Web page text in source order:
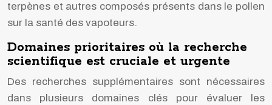
terpènes et autres composés présents dans le pollen
sur la santé des vapoteurs.
Domaines prioritaires où la recherche
scientifique est cruciale et urgente
Des recherches supplémentaires sont nécessaires
dans plusieurs domaines clés pour évaluer les